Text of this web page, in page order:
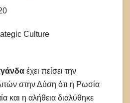
Culture
έχει πείσει την
στην Δύση ότι η Ρωσία
και η αλήθεια διαλύθηκε